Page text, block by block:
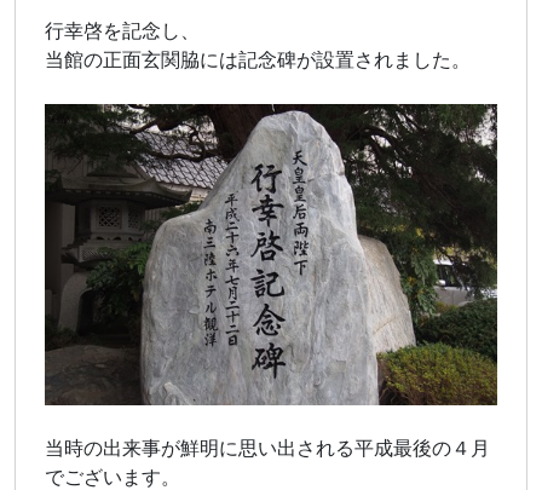
行幸啓を記念し、
当館の正面玄関脇には記念碑が設置されました。
当時の出来事が鮮明に思い出される平成最後の４月
でございます。